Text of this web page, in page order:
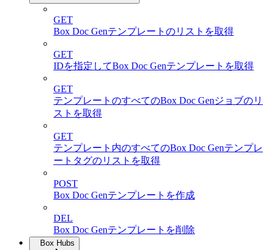
GET
Box Doc Genテンプレートのリストを取得
GET
IDを指定してBox Doc Genテンプレートを取得
GET
テンプレートのすべてのBox Doc Genジョブのリ
ストを取得
GET
テンプレート内のすべてのBox Doc Genテンプレ
ートタグのリストを取得
POST
Box Doc Genテンプレートを作成
DEL
Box Doc Genテンプレートを削除
Box Hubs